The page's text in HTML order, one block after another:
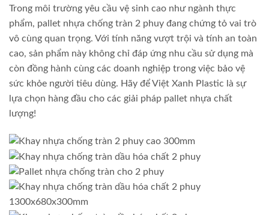
Trong môi trường yêu cầu vệ sinh cao như ngành thực
phẩm, pallet nhựa chống tràn 2 phuy đang chứng tỏ vai trò
vô cùng quan trọng. Với tính năng vượt trội và tính an toàn
cao, sản phẩm này không chỉ đáp ứng nhu cầu sử dụng mà
còn đồng hành cùng các doanh nghiệp trong việc bảo vệ
sức khỏe người tiêu dùng. Hãy để Việt Xanh Plastic là sự
lựa chọn hàng đầu cho các giải pháp pallet nhựa chất
lượng!